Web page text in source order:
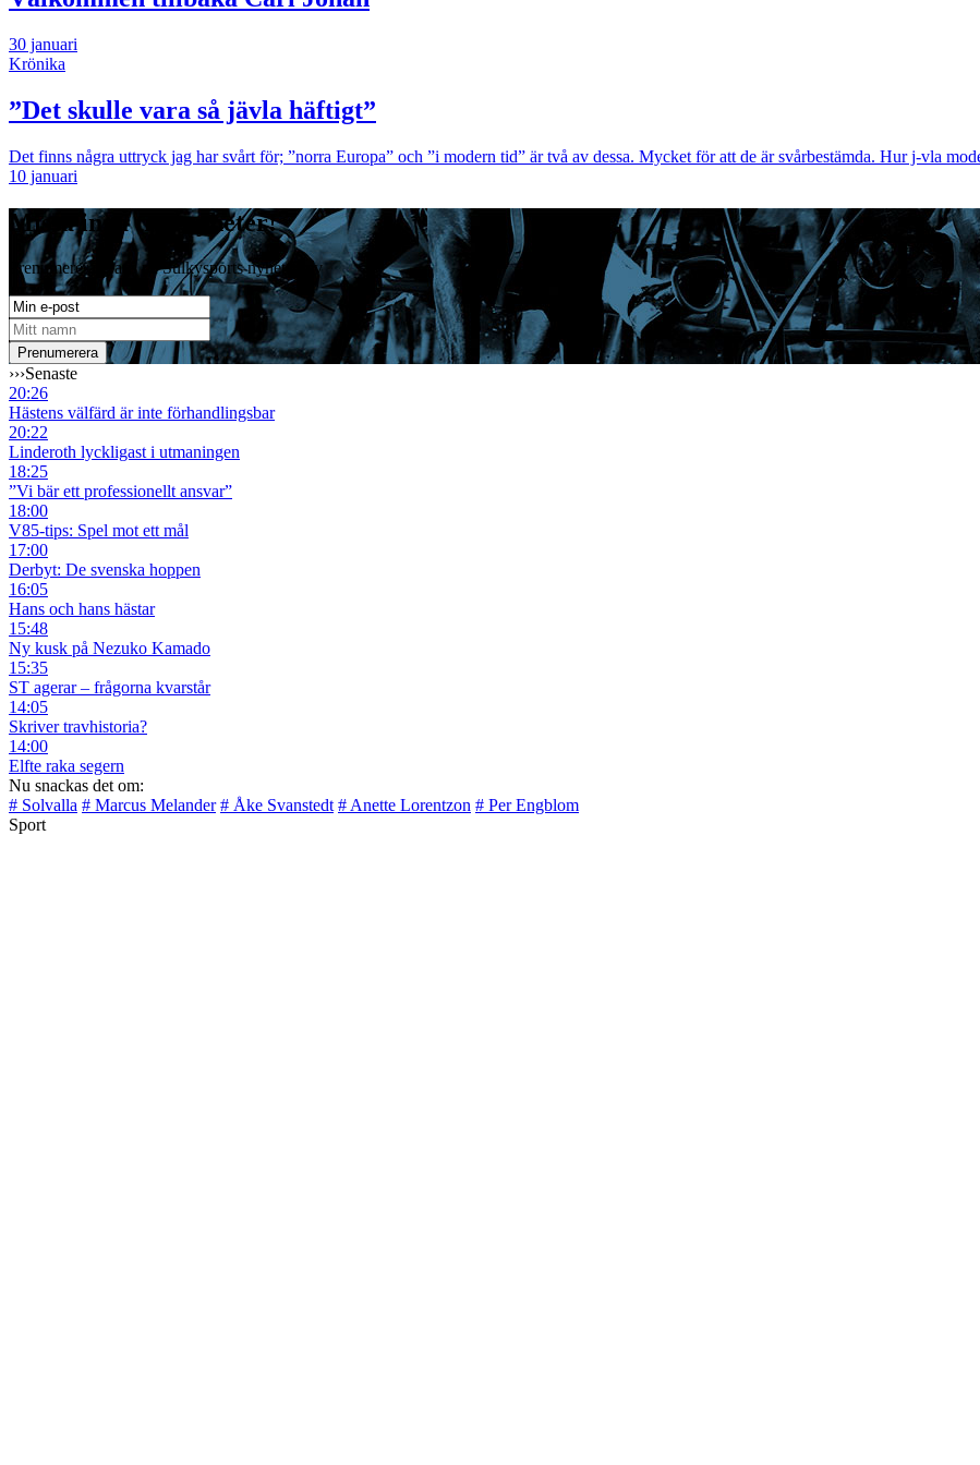
30 januari
Krönika
”Det skulle vara så jävla häftigt”
Det finns några uttryck jag har svårt för; ”norra Europa” och ”i modern tid” är två av dessa. Mycket för att de är svårbestämda. Hur j-vla
10 januari
Missa inga travnyheter!
Prenumerera gratis på Sulkysports nyhetsbrev
›››Senaste
20:26
Hästens välfärd är inte förhandlingsbar
20:22
Linderoth lyckligast i utmaningen
18:25
”Vi bär ett professionellt ansvar”
18:00
V85-tips: Spel mot ett mål
17:00
Derbyt: De svenska hoppen
16:05
Hans och hans hästar
15:48
Ny kusk på Nezuko Kamado
15:35
ST agerar – frågorna kvarstår
14:05
Skriver travhistoria?
14:00
Elfte raka segern
Nu snackas det om:
# Solvalla # Marcus Melander # Åke Svanstedt # Anette Lorentzon # Per Engblom
Sport